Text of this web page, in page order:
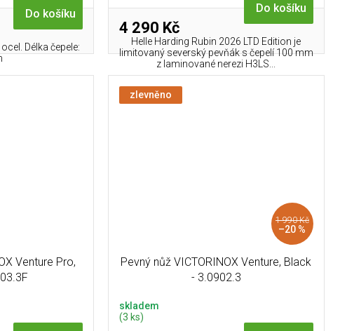
Do košíku
Délka čepele:
4 290 Kč
Do košíku
Helle Harding Rubin 2026 LTD Edition je
limitovaný severský pevňák s čepelí 100 mm
z laminované nerezi H3LS...
Venture Pro,
zlevněno
1 990 Kč
–20 %
Pevný nůž VICTORINOX Venture, Black
- 3.0902.3
skladem
(3 ks)